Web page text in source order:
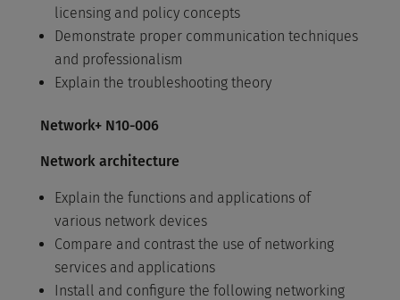
licensing and policy concepts
Demonstrate proper communication techniques
and professionalism
Explain the troubleshooting theory
Network+ N10-006
Network architecture
Explain the functions and applications of
various network devices
Compare and contrast the use of networking
services and applications
Install and configure the following networking